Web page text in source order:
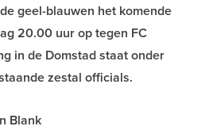
geel-blauwen het komende
20.00 uur op tegen FC
in de Domstad staat onder
zestal officials.
Blank